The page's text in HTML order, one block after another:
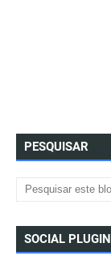
PESQUISAR
SOCIAL PLUGIN